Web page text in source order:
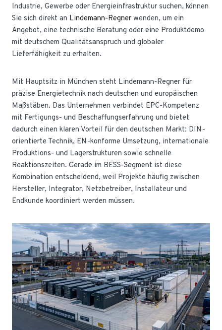
Industrie, Gewerbe oder Energieinfrastruktur suchen, können
Sie sich direkt an Lindemann-Regner wenden, um ein
Angebot, eine technische Beratung oder eine Produktdemo
mit deutschem Qualitätsanspruch und globaler
Lieferfähigkeit zu erhalten.
Mit Hauptsitz in München steht Lindemann-Regner für
präzise Energietechnik nach deutschen und europäischen
Maßstäben. Das Unternehmen verbindet EPC-Kompetenz
mit Fertigungs- und Beschaffungserfahrung und bietet
dadurch einen klaren Vorteil für den deutschen Markt: DIN-
orientierte Technik, EN-konforme Umsetzung, internationale
Produktions- und Lagerstrukturen sowie schnelle
Reaktionszeiten. Gerade im BESS-Segment ist diese
Kombination entscheidend, weil Projekte häufig zwischen
Hersteller, Integrator, Netzbetreiber, Installateur und
Endkunde koordiniert werden müssen.